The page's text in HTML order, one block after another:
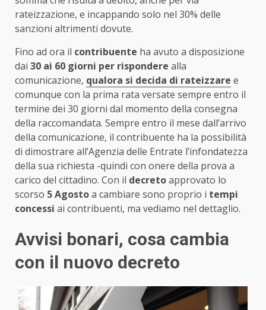
rateizzazione, e incappando solo nel 30% delle
sanzioni altrimenti dovute.
Fino ad ora il contribuente ha avuto a disposizione
dai 30 ai 60 giorni per rispondere alla
comunicazione, qualora si decida di rateizzare e
comunque con la prima rata versate sempre entro il
termine dei 30 giorni dal momento della consegna
della raccomandata. Sempre entro il mese dall’arrivo
della comunicazione, il contribuente ha la possibilità
di dimostrare all’Agenzia delle Entrate l’infondatezza
della sua richiesta -quindi con onere della prova a
carico del cittadino. Con il decretoapprovato lo
scorso 5 Agostoa cambiare sono proprio i tempi
concessi ai contribuenti, ma vediamo nel dettaglio.
Avvisi bonari, cosa cambia
con il nuovo decreto